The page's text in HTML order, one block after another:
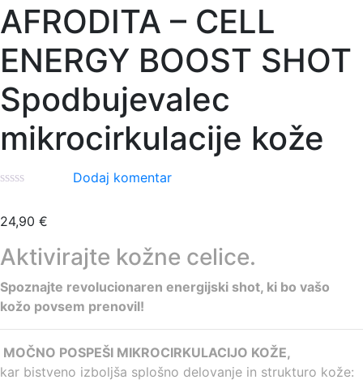
AFRODITA – CELL
ENERGY BOOST SHOT
Spodbujevalec
mikrocirkulacije kože
Dodaj komentar
24,90 €
Aktivirajte kožne celice.
Spoznajte revolucionaren energijski shot, ki bo vašo
kožo povsem prenovil!
MOČNO POSPEŠI MIKROCIRKULACIJO KOŽE,
kar bistveno izboljša splošno delovanje in strukturo kože: